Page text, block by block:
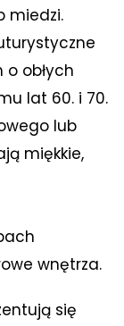
miedzi.
obłych
lat 60. i 70.
lub
miękkie,
wnętrza.
się